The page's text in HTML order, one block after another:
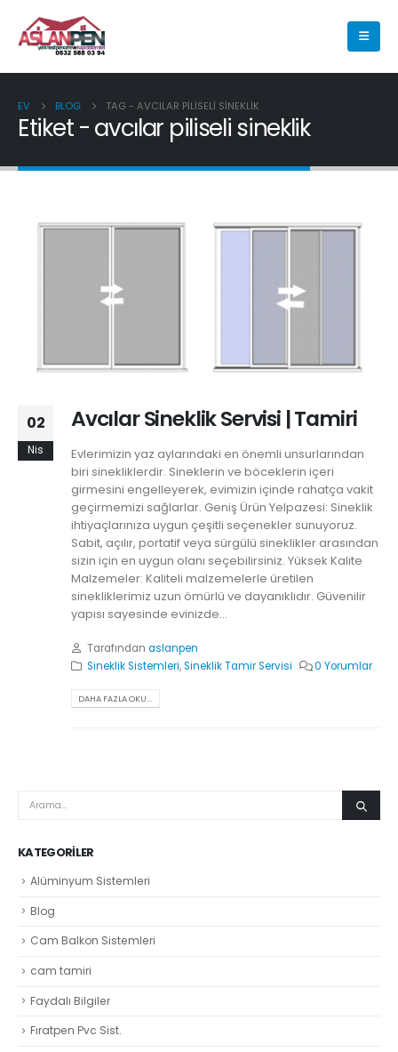
EV BLOG TAG - AVCILAR PILISELI SINEKLIK
Etiket - avcılar piliseli sineklik
02
Nis
Avcılar Sineklik Servisi | Tamiri
Evlerimizin yaz aylarındaki en önemli unsurlarından
biri sinekliklerdir. Sineklerin ve böceklerin içeri
girmesini engelleyerek, evimizin içinde rahatça vakit
geçirmemizi sağlarlar. Geniş Ürün Yelpazesi: Sineklik
ihtiyaçlarınıza uygun çeşitli seçenekler sunuyoruz.
Sabit, açılır, portatif veya sürgülü sineklikler arasından
sizin için en uygun olanı seçebilirsiniz. Yüksek Kalite
Malzemeler: Kaliteli malzemelerle üretilen
sinekliklerimiz uzun ömürlü ve dayanıklıdır. Güvenilir
yapısı sayesinde evinizde...
Tarafından aslanpen
Sineklik Sistemleri,Sineklik Tamir Servisi 0 Yorumlar
DAHA FAZLA OKU...
KATEGORILER
Alüminyum Sistemleri
Blog
Cam Balkon Sistemleri
cam tamiri
Faydalı Bilgiler
Fıratpen Pvc Sist.